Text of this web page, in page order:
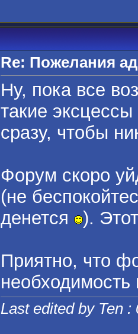
Re: Пожелания
Ну, пока все
такие
сразу, чтобы
Форум скоро
(не
денется
).
Приятно, что
Last edited by Ten